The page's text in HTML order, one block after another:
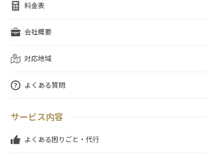
料金表
会社概要
対応地域
よくある質問
サービス内容
よくある困りごと・代行